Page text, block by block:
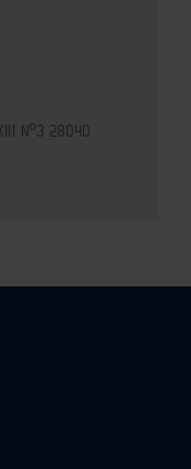
Nº3 28040